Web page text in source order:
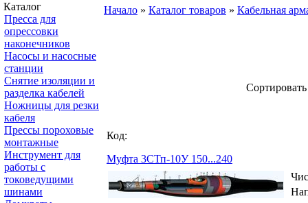
Каталог
Пресса для
опрессовки
наконечников
Насосы и насосные
станции
Снятие изоляции и
разделка кабелей
Ножницы для резки
кабеля
Прессы пороховые
монтажные
Инструмент для
работы с
токоведущими
шинами
Начало » Каталог товаров » Кабельная
Код:
Муфта 3СТп-10У 150...240